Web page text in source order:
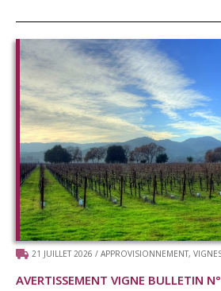
21 JUILLET 2026 / APPROVISIONNEMENT,
AVERTISSEMENT VIGNE BULLETIN